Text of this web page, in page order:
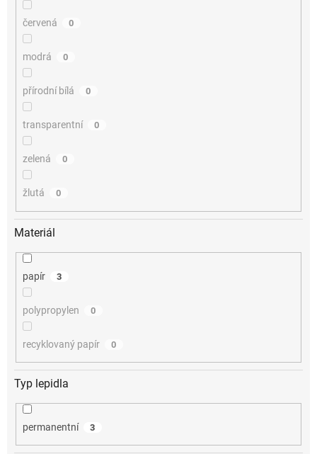
červená 0
modrá 0
přírodní bílá 0
transparentní 0
zelená 0
žlutá 0
Materiál
papír 3
polypropylen 0
recyklovaný papír 0
Typ lepidla
permanentní 3